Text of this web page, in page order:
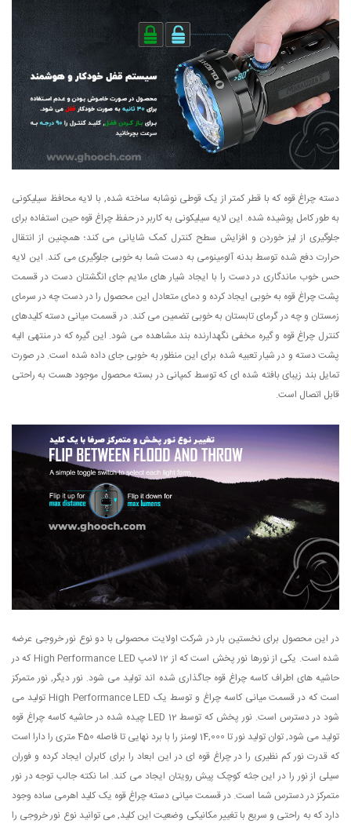
دسته چراغ قوه که با قطر کمتر از یک قوطی نوشابه ساخته شده, با لایه محافظ سیلیکونی
به طور کامل پوشیده شده. این لایه سیلیکونی به کاربر در حفظ چراغ قوه حین استفاده برای
جلوگیری از لیز خوردن و افزایش سطح کنترل کمک شایانی می کند؛ همچنین از انتقال
حرارت دفع شده توسط بدنه آلومینومی به دست شما به خوبی جلوگیری می کند. این لایه
حس خوب ماندگاری در دست را با ایجاد شیار های ملایم جای انگشتان دست در قسمت
پشت چراغ قوه به خوبی ایجاد کرده و دمای متعادل این محصول را در دست چه در سرمای
زمستان و چه در گرمای تابستان به خوبی تضمین می کند. در قسمت میانی دسته کلیدهای
کنترل چراغ قوه و گیره مخفی نگهدارنده بند مشاهده می شود. این گیره که در منتهی الیه
پشت دسته و در شیار تعبیه شده برای این منظور به خوبی جای داده شده است. در صورت
تمایل بند زیبای بافته شده ای که توسط کمپانی در بسته محصول موجود هست به راحتی
قابل اتصال است.
در این محصول برای نخستین بار در شرکت اولایت محصولی با دو نوع نور خروجی عرضه
شده است. یکی از نورها نور پخش است که از 12 لامپ High Performance LED که در
حاشیه های اطراف کاسه چراغ قوه جاگذاری شده اند تولید می شود. نور دیگر, نور متمرکز
است که در قسمت میانی کاسه چراغ و توسط یک High Performance LED تولید می
شود در دسترس است. نور پخش که توسط 12 LED چیده شده در حاشیه کاسه چراغ قوه
تولید می شود, توان تولید نور تا 14,000 لومنز را با برد نهایی تا فاصله 450 متری را دارا است
که قدرت نور کم نظیری را در چراغ قوه ای در این ابعاد را برای کابران ایجاد کرده و فوران
سیلی از نور را در این جثه کوچک پیش رویتان ایجاد می کند. اما نکته جالب توجه در نور
متمرکز در دسترس شما است. در قسمت میانی دسته چراغ قوه یک کلید اهرمی ساده وجود
دارد که به راحتی و سریع با تغییر مکانیکی وضعیت این کلید, می توانید نوع نور خروجی را